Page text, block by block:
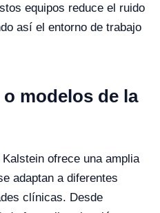
equipos reduce el ruido
así el entorno de trabajo
modelos de la
ofrece una amplia
adaptan a diferentes
clínicas. Desde